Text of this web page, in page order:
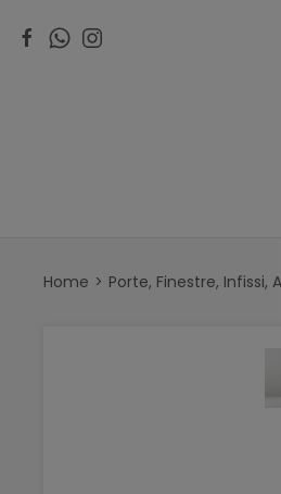
Home Porte, Finestre, Infissi,